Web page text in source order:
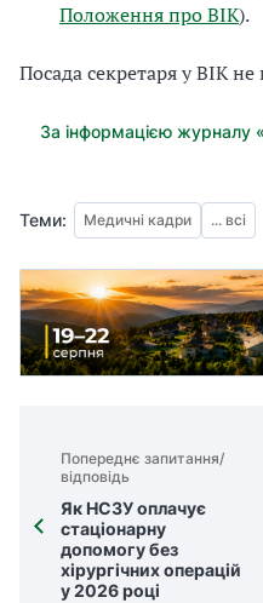
Положення про ВІК).
Посада секретаря у ВІК не
За інформацією журналу
Теми: Медичні кадри ... всі
Попереднє запитання/
відповідь
Як НСЗУ оплачує
стаціонарну
допомогу без
хірургічних операцій
у 2026 році